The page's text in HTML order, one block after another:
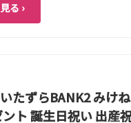
る ›
いたずらBANK2 みけ
ト 誕生日祝い 出産